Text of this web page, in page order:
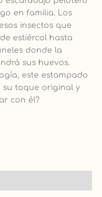
en familia. Los
insectos que
estiércol hasta
donde la
sus huevos.
este estampado
su toque original y
con él?